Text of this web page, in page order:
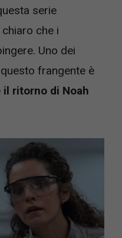
serie
che i
Uno dei
frangente è
il ritorno di Noah